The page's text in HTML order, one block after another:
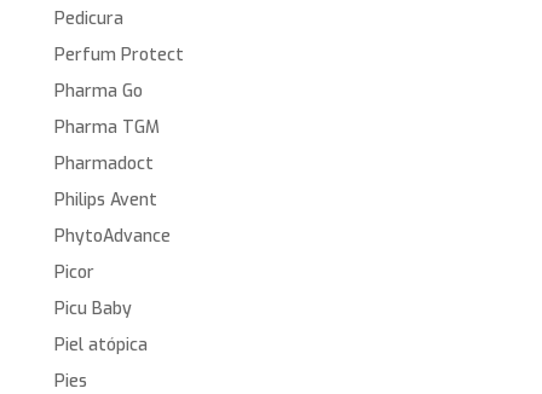
Pedicura
Perfum Protect
Pharma Go
Pharma TGM
Pharmadoct
Philips Avent
PhytoAdvance
Picor
Picu Baby
Piel atópica
Pies